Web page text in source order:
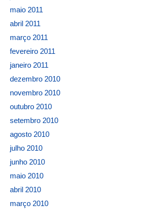
maio 2011
abril 2011
março 2011
fevereiro 2011
janeiro 2011
dezembro 2010
novembro 2010
outubro 2010
setembro 2010
agosto 2010
julho 2010
junho 2010
maio 2010
abril 2010
março 2010